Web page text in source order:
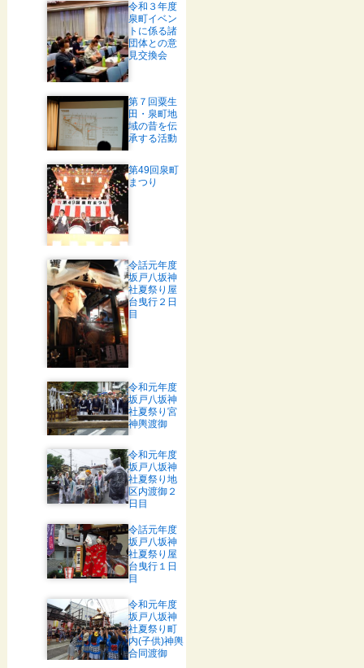
令和３年度
泉町イベン
トに係る諸
団体との意
見交換会
第７回粟生
田・泉町地
域の昔を伝
承する活動
第49回泉町
まつり
令話元年度
坂戸八坂神
社夏祭り屋
台曳行２日
目
令和元年度
坂戸八坂神
社夏祭り宮
神輿渡御
令和元年度
坂戸八坂神
社夏祭り地
区内渡御２
日目
令話元年度
坂戸八坂神
社夏祭り屋
台曳行１日
目
令和元年度
坂戸八坂神
社夏祭り町
内(子供)神輿
合同渡御